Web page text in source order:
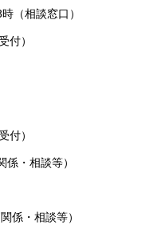
（相談窓口）
付）
付）
係・相談等）
係・相談等）